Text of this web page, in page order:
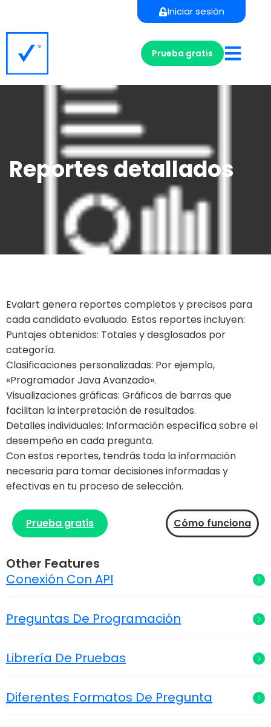
Iniciar sesión
Prueba gratis
Reportes detallados
Evalart genera reportes completos y precisos para
cada candidato evaluado. Estos reportes incluyen:
Puntajes obtenidos: Totales y desglosados por
categoría.
Clasificaciones personalizadas: Por ejemplo,
«Programador Java Avanzado».
Visualizaciones gráficas: Gráficos de barras que
facilitan la interpretación de resultados.
Detalles individuales: Información específica sobre el
desempeño en cada pregunta.
Con estos reportes, tendrás toda la información
necesaria para tomar decisiones informadas y
efectivas en tu proceso de selección.
Prueba gratis Cómo funciona
Other Features
Conexión Con API
Preguntas De Programación
Librería De Pruebas
Diferentes Formatos De Pregunta